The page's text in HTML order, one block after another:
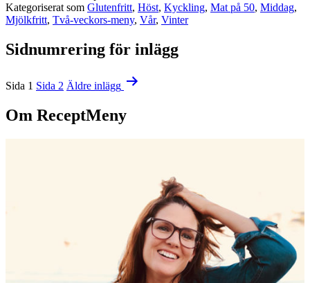
Kategoriserat som Glutenfritt, Höst, Kyckling, Mat på 50, Middag,
Mjölkfritt, Två-veckors-meny, Vår, Vinter
Sidnumrering för inlägg
Sida 1 Sida 2 Äldre inlägg
Om ReceptMeny